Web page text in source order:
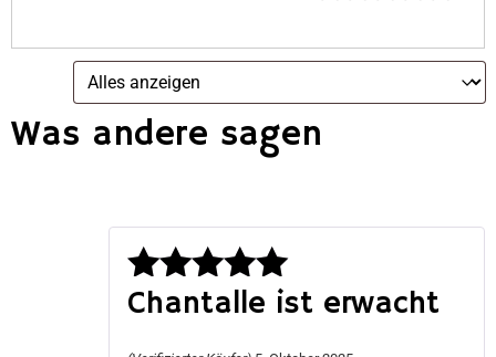
Was andere sagen
Bewertet
Chantalle ist erwacht